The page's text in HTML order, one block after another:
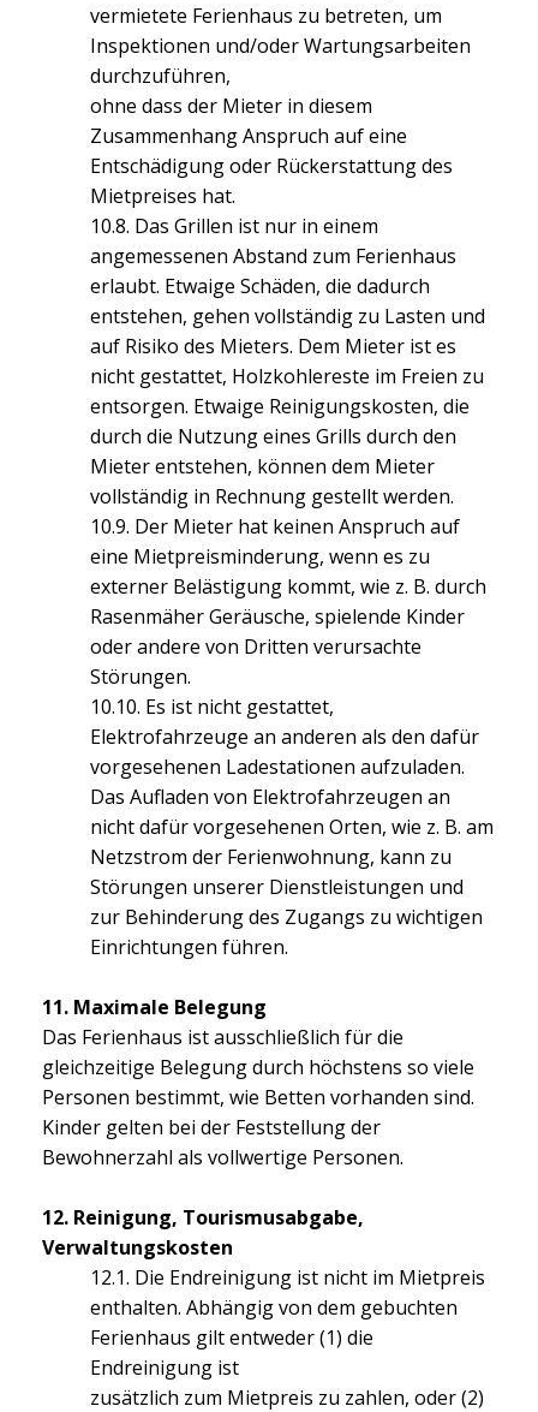
vermietete Ferienhaus zu betreten, um
Inspektionen und/oder Wartungsarbeiten
durchzuführen,
ohne dass der Mieter in diesem
Zusammenhang Anspruch auf eine
Entschädigung oder Rückerstattung des
Mietpreises hat.
10.8. Das Grillen ist nur in einem
angemessenen Abstand zum Ferienhaus
erlaubt. Etwaige Schäden, die dadurch
entstehen, gehen vollständig zu Lasten und
auf Risiko des Mieters. Dem Mieter ist es
nicht gestattet, Holzkohlereste im Freien zu
entsorgen. Etwaige Reinigungskosten, die
durch die Nutzung eines Grills durch den
Mieter entstehen, können dem Mieter
vollständig in Rechnung gestellt werden.
10.9. Der Mieter hat keinen Anspruch auf
eine Mietpreisminderung, wenn es zu
externer Belästigung kommt, wie z. B. durch
Rasenmäher Geräusche, spielende Kinder
oder andere von Dritten verursachte
Störungen.
10.10. Es ist nicht gestattet,
Elektrofahrzeuge an anderen als den dafür
vorgesehenen Ladestationen aufzuladen.
Das Aufladen von Elektrofahrzeugen an
nicht dafür vorgesehenen Orten, wie z. B. am
Netzstrom der Ferienwohnung, kann zu
Störungen unserer Dienstleistungen und
zur Behinderung des Zugangs zu wichtigen
Einrichtungen führen.
11. Maximale Belegung
Das Ferienhaus ist ausschließlich für die
gleichzeitige Belegung durch höchstens so viele
Personen bestimmt, wie Betten vorhanden sind.
Kinder gelten bei der Feststellung der
Bewohnerzahl als vollwertige Personen.
12. Reinigung, Tourismusabgabe,
Verwaltungskosten
12.1. Die Endreinigung ist nicht im Mietpreis
enthalten. Abhängig von dem gebuchten
Ferienhaus gilt entweder (1) die
Endreinigung ist
zusätzlich zum Mietpreis zu zahlen, oder (2)